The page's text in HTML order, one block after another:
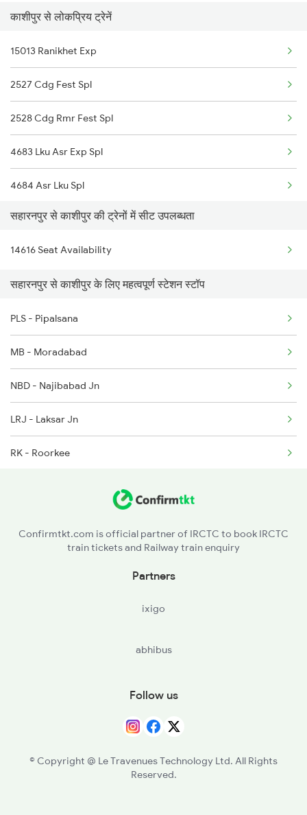
14524 Harihar Express
13308 Gangasatluj Exp
2232 Lko Festivl Spl
2237 Jat Festival Spl
2238 Bsb Festival Spl
2317 Koaa Asr Spl
2318 Asr Koaa Sf Spl
2325 Koaa Nldm Spl
2326 Nldm Koaa Sf Spl
2331 Hwh Jat Special
2332 Hwh Festival Spl
काशीपुर से लोकप्रिय ट्रेनें
15013 Ranikhet Exp
2527 Cdg Fest Spl
2528 Cdg Rmr Fest Spl
4683 Lku Asr Exp Spl
4684 Asr Lku Spl
5314 Rmr Jsm Link Spl
5356 Rmr Dli Link Spl
5043 Ljn Kgm Spl
22975 Bdts Rmr Sfast
22976 Rmr Bdts Exp
25014 Corbet Prk Link
25036 Rmr Dli Link Ex
12527 Rmr Cdg Sf Exp
सहारनपुर से काशीपुर की ट्रेनों में सीट उपलब्धता
14616 Seat Availability
सहारनपुर से काशीपुर के लिए महत्वपूर्ण स्टेशन स्टॉप
PLS - Pipalsana
MB - Moradabad
NBD - Najibabad Jn
LRJ - Laksar Jn
RK - Roorkee
Confirmtkt.com is official partner of IRCTC to book IRCTC
train tickets and Railway train enquiry
Partners
ixigo
abhibus
Follow us
© Copyright @ Le Travenues Technology Ltd. All Rights
Reserved.